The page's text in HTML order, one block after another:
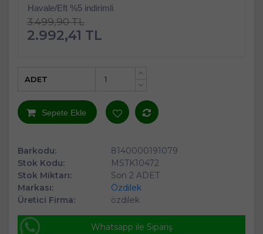
Havale/Eft %5 indirimli
3.499,90 TL
2.992,41 TL
+
ADET
Sepete Ekle
Barkodu:
8140000191079
Stok Kodu:
MSTK10472
Stok Miktarı:
Son 2 ADET
Markası:
Özdilek
Üretici Firma:
özdilek
Whatsapp ile Sipariş